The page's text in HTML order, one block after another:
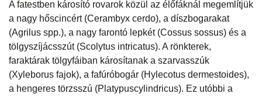
A fatestben károsító rovarok közül az élőfáknál megemlítjük
a nagy hőscincért (Cerambyx cerdo), a díszbogarakat
(Agrilus spp.), a nagy farontó lepkét (Cossus sossus) és a
tölgyszíjácsszút (Scolytus intricatus). A rönkterek,
faraktárak tölgyfáiban károsítanak a szarvasszúk
(Xyleborus fajok), a fafúróbogár (Hylecotus dermestoides),
a hengeres törzsszú (Platypuscylindricus). Ez utóbbi a